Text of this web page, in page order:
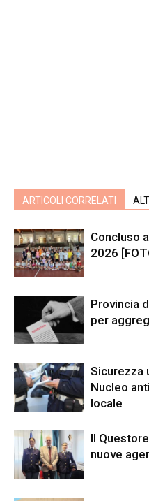
ARTICOLI CORRELATI
Concluso
2026
Provincia
per
Sicurezza
Nucleo
locale
Il
nuove